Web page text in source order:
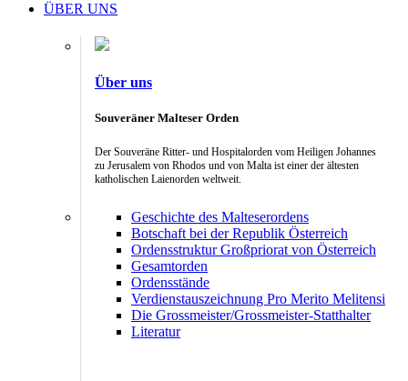
ÜBER UNS
Über uns
Souveräner Malteser Orden
Der Souveräne Ritter- und Hospitalorden vom Heiligen Johannes
zu Jerusalem von Rhodos und von Malta ist einer der ältesten
katholischen Laienorden weltweit.
Geschichte des Malteserordens
Botschaft bei der Republik Österreich
Ordensstruktur Großpriorat von Österreich
Gesamtorden
Ordensstände
Verdienstauszeichnung Pro Merito Melitensi
Die Grossmeister/Grossmeister-Statthalter
Literatur